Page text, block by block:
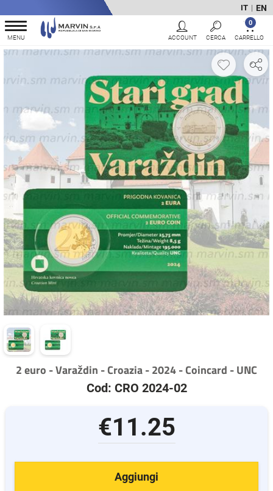
IT | EN
0
2 euro - Varaždin - Croazia - 2024 - Coincard - UNC
Cod: CRO 2024-02
€11.25
Aggiungi